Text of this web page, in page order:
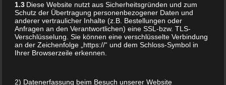
ANHÄNGER VENUS
1.3 Diese Website nutzt aus Sicherheitsgründen und zum
Schutz der Übertragung personenbezogener Daten und
anderer vertraulicher Inhalte (z.B. Bestellungen oder
Anfragen an den Verantwortlichen) eine SSL-bzw. TLS-
Verschlüsselung. Sie können eine verschlüsselte Verbindung
an der Zeichenfolge „https://“ und dem Schloss-Symbol in
Ihrer Browserzeile erkennen.
2) Datenerfassung beim Besuch unserer Website